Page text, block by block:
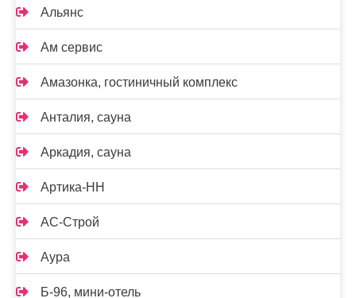
Альянс
Ам сервис
Амазонка, гостиничный комплекс
Анталия, сауна
Аркадия, сауна
Артика-НН
АС-Строй
Аура
Б-96, мини-отель